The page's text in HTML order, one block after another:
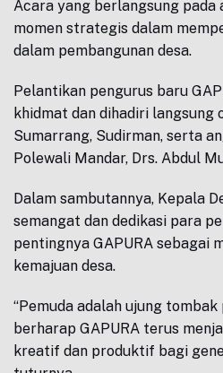
Acara yang berlangsung pada
momen strategis dalam
dalam pembangunan desa.
Pelantikan pengurus baru
khidmat dan dihadiri langsung
Sumarrang, Sudirman, serta
Polewali Mandar, Drs. Abdul
Dalam sambutannya, Kepala
semangat dan dedikasi para
pentingnya GAPURA sebagai
kemajuan desa.
“Pemuda adalah ujung
berharap GAPURA terus
kreatif dan produktif bagi